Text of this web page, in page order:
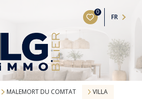
0
FR
MALEMORT DU COMTAT VILLA